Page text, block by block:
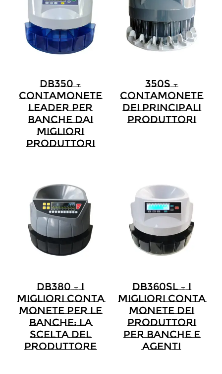
DB350 –
Contamonete
Leader Per
Banche Dai
Migliori
Produttori
350S –
Contamonete
Dei Principali
Produttori
DB380 – I
Migliori Conta
Monete Per Le
Banche: La
Scelta Del
Produttore
DB360SL – I
Migliori Conta
Monete Dei
Produttori
Per Banche E
Agenti